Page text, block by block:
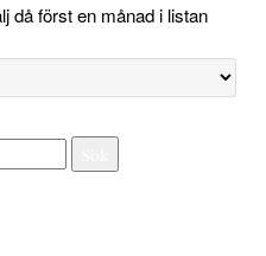
då först en månad i listan